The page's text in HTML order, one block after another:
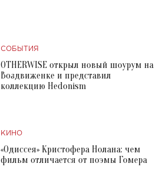
СОБЫТИЯ
OTHERWISE открыл новый шоурум на
Воздвиженке и представил
коллекцию Hedonism
КИНО
«Одиссея» Кристофера Нолана: чем
фильм отличается от поэмы Гомера